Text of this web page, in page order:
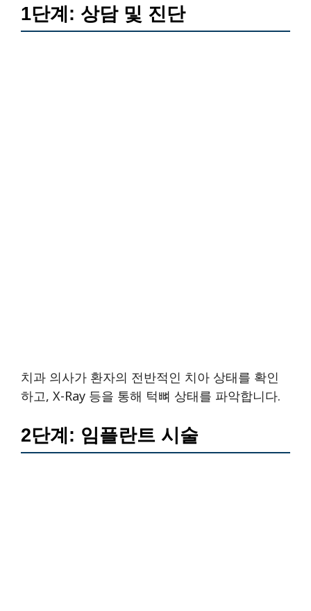
1단계: 상담 및 진단
치과 의사가 환자의 전반적인 치아 상태를 확인
하고, X-Ray 등을 통해 턱뼈 상태를 파악합니다.
2단계: 임플란트 시술